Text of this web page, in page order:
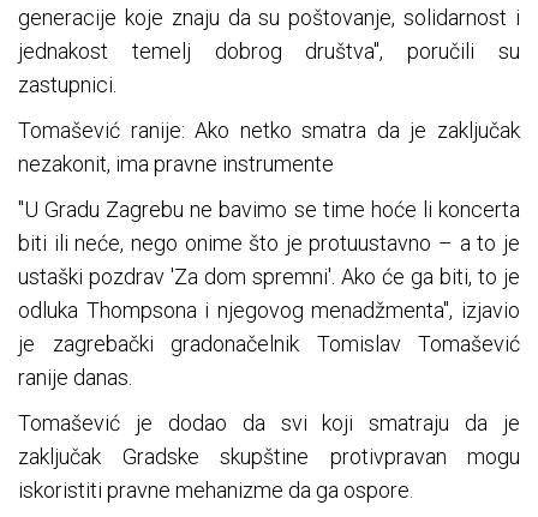
generacije koje znaju da su poštovanje, solidarnost i
jednakost temelj dobrog društva", poručili su
zastupnici.
Tomašević ranije: Ako netko smatra da je zaključak
nezakonit, ima pravne instrumente
"U Gradu Zagrebu ne bavimo se time hoće li koncerta
biti ili neće, nego onime što je protuustavno – a to je
ustaški pozdrav 'Za dom spremni'. Ako će ga biti, to je
odluka Thompsona i njegovog menadžmenta", izjavio
je zagrebački gradonačelnik Tomislav Tomašević
ranije danas.
Tomašević je dodao da svi koji smatraju da je
zaključak Gradske skupštine protivpravan mogu
iskoristiti pravne mehanizme da ga ospore.